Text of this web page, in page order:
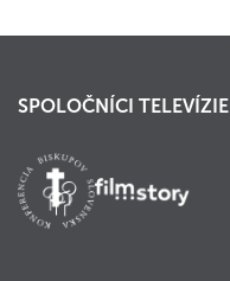
SPOLOČNÍCI TELEVÍZIE